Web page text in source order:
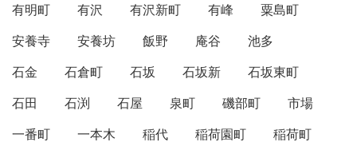
有明町
有沢 有沢新町 有峰
粟島町
安養寺
安養坊 飯野 庵谷
池多
石金
石倉町 石坂 石坂新
石坂東町
石田
石渕 石屋 泉町 磯部町
市場
一番町
一本木 稲代 稲荷園町
稲荷町